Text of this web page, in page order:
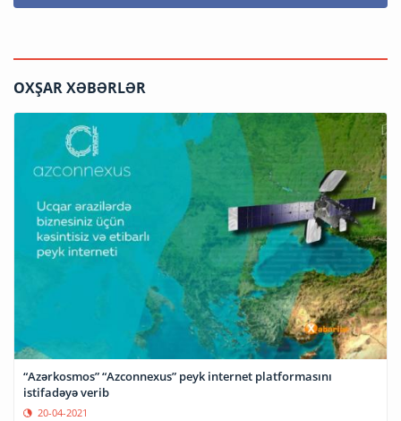
OXŞAR XƏBƏRLƏR
“Azərkosmos” “Azconnexus” peyk internet platformasını
istifadəyə verib
20-04-2021